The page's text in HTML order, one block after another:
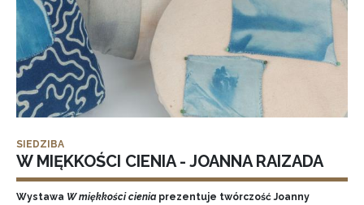
SIEDZIBA
W MIĘKKOŚCI CIENIA - JOANNA RAIZADA
Wystawa W miękkości cieniaprezentuje twórczość Joanny